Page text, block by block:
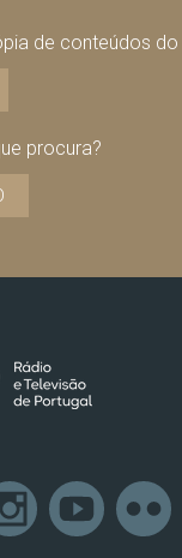
de conteúdos do
procura?